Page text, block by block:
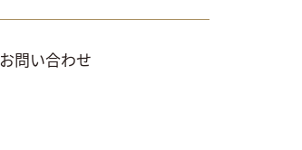
お問い合わせ